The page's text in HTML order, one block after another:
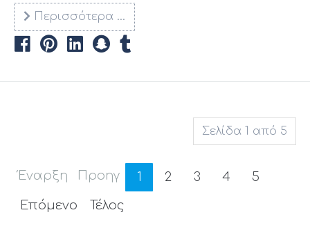
Περισσότερα …
Σελίδα 1 από 5
Έναρξη Προηγ 1 2 3 4 5
Επόμενο Τέλος